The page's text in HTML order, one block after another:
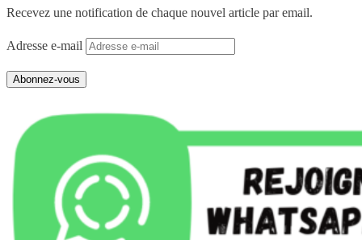
Recevez une notification de chaque nouvel article par email.
Adresse e-mail
Abonnez-vous